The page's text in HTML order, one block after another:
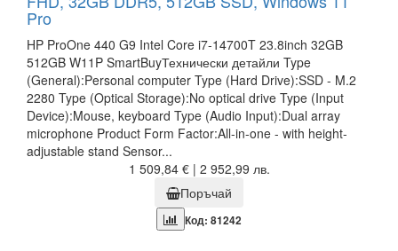
Pro
HP ProOne 440 G9 Intel Core i7-14700T 23.8inch 32GB
512GB W11P SmartBuyТехнически детайли Type
(General):Personal computer Type (Hard Drive):SSD - M.2
2280 Type (Optical Storage):No optical drive Type (Input
Device):Mouse, keyboard Type (Audio Input):Dual array
microphone Product Form Factor:All-in-one - with height-
adjustable stand Sensor...
1 509,84 € | 2 952,99 лв.
Поръчай
Код: 81242